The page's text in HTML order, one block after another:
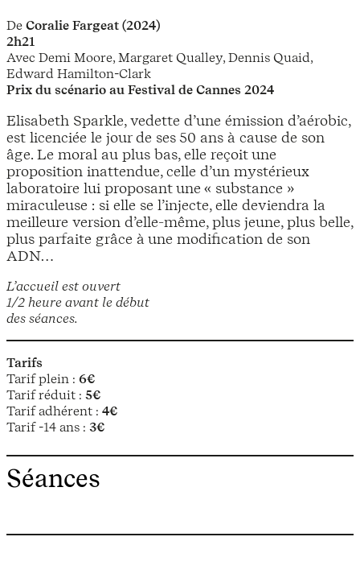
L’accueil est ouvert
1/2 heure avant le début
des séances.
Tarifs
Tarif plein : 6€
Tarif réduit : 5€
Tarif adhérent : 4€
Tarif -14 ans : 3€
De Coralie Fargeat (2024)
2h21
Avec Demi Moore, Margaret Qualley, Dennis Quaid,
Edward Hamilton-Clark
Prix du scénario au Festival de Cannes 2024
Elisabeth Sparkle, vedette d’une émission d’aérobic,
est licenciée le jour de ses 50 ans à cause de son
âge. Le moral au plus bas, elle reçoit une
proposition inattendue, celle d’un mystérieux
laboratoire lui proposant une « substance »
miraculeuse : si elle se l’injecte, elle deviendra la
meilleure version d’elle-même, plus jeune, plus belle,
plus parfaite grâce à une modification de son
ADN…
Séances